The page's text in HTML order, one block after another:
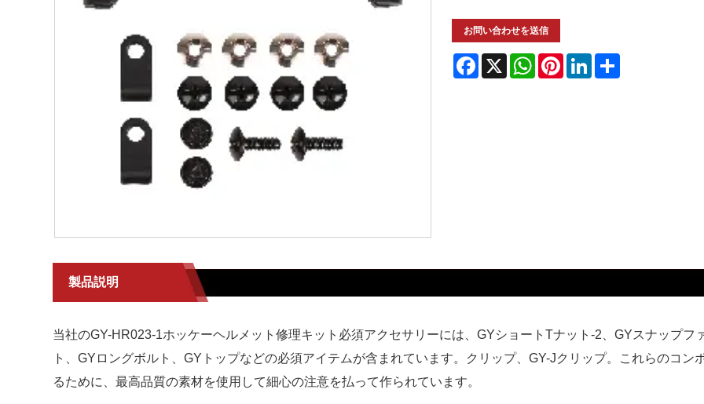
お問い合わせを送信
Facebook
X WhatsAppPinterestLinkedIn
製品説明
当社のGY-HR023-1ホッケーヘルメット修理キット必須アクセサリーには、GYショートTナット-2、GYスナップ
ト、GYロングボルト、GYトップなどの必須アイテムが含まれています。クリップ、GY-Jクリップ。これらのコ
るために、最高品質の素材を使用して細心の注意を払って作られています。